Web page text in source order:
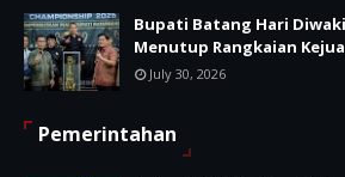
Bupati Batang Hari
Menutup Rangkaian
July 30, 2026
Pemerintahan